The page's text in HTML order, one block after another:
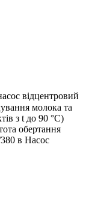
відцентровий
молока та
з t до 90 °C)
обертання
в Насос